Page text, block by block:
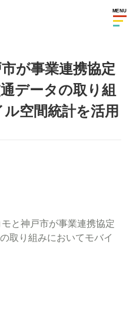
MENU
が事業連携協定
データの取り組
空間統計を活用
と神戸市が事業連携協定
取り組みにおいてモバイ